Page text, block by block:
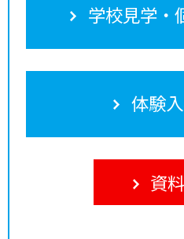
学校見学・
体験
資